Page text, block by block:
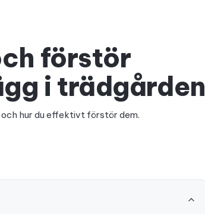
förstör
i trädgården
och hur du effektivt förstör dem.